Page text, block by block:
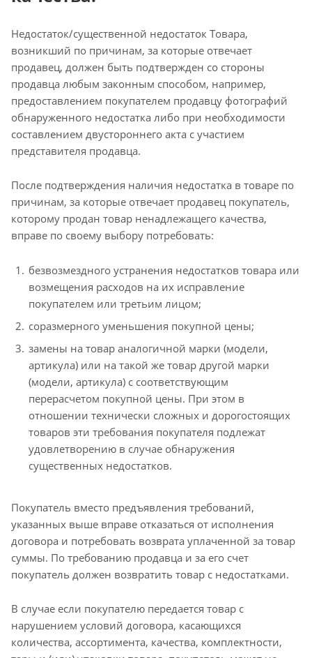
Недостаток/существенной недостаток Товара,
возникший по причинам, за которые отвечает
продавец, должен быть подтвержден со стороны
продавца любым законным способом, например,
предоставлением покупателем продавцу фотографий
обнаруженного недостатка либо при необходимости
составлением двустороннего акта с участием
представителя продавца.
После подтверждения наличия недостатка в товаре по
причинам, за которые отвечает продавец покупатель,
которому продан товар ненадлежащего качества,
вправе по своему выбору потребовать:
безвозмездного устранения недостатков товара или
возмещения расходов на их исправление
покупателем или третьим лицом;
соразмерного уменьшения покупной цены;
замены на товар аналогичной марки (модели,
артикула) или на такой же товар другой марки
(модели, артикула) с соответствующим
перерасчетом покупной цены. При этом в
отношении технически сложных и дорогостоящих
товаров эти требования покупателя подлежат
удовлетворению в случае обнаружения
существенных недостатков.
Покупатель вместо предъявления требований,
указанных выше вправе отказаться от исполнения
договора и потребовать возврата уплаченной за товар
суммы. По требованию продавца и за его счет
покупатель должен возвратить товар с недостатками.
В случае если покупателю передается товар с
нарушением условий договора, касающихся
количества, ассортимента, качества, комплектности,